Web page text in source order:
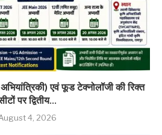
एवं फूड टेक्नोलॉजी की रिक्त
पर द्वितीय...
4, 2026